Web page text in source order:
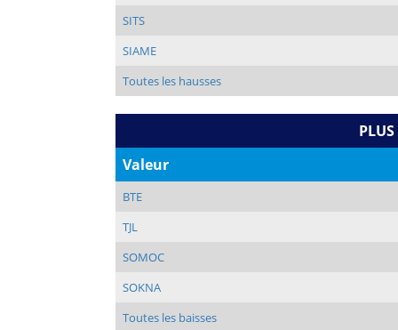
SITS
SIAME
Toutes les hausses
Valeur
BTE
TJL
SOMOC
SOKNA
Toutes les baisses